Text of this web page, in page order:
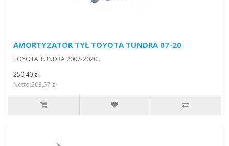
AMORTYZATOR TYŁ TOYOTA TUNDRA 07-20
TOYOTA TUNDRA 2007-2020..
250,40 zł
Netto:203,57 zł